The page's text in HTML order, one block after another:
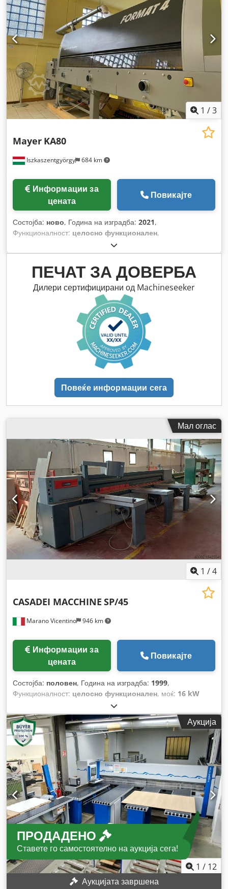
1 /3
Iszkaszentgyörgy 684 km
Mayer KA80
цената
Повикајте
Состојба: ново, Година на изградба: 2021,
Функционалност: целосно функционален,
ПЕЧАТ ЗА ДОВЕРБА
Дилери сертифицирани од Machineseeker
Повеќе информации сега
Мал оглас
1 /4
Marano Vicentino 946 km
CASADEI MACCHINE SP/45
цената
Повикајте
Состојба: половен, Година на изградба: 1999,
Функционалност: целосно функционален, моќ: 16 kW
, максимална висина на сечење:
мм, максимална ширина на сечење:4.500 мм, дијаметар
на сечилото на пила:30 мм, максимална должина на
сечење:4.500 мм,
Аукција
ПРОДАДЕНО
Ставете го самостоятелно на аукција сега!
1 / 12
Аукцијата завршена